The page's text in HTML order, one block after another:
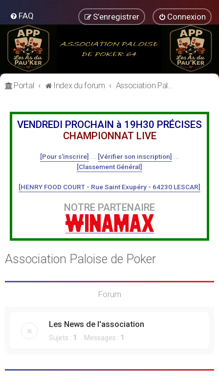
FAQ Connexion
S’enregistrer
Portal Index du forum Association Paloise de Poker
VENDREDI PROCHAIN à 19H30 PRÉCISES
CHAMPIONNAT LIVE
[Pour s'inscrire] [Vérifier son inscription]
[Classement Général]
[HENRY FOOD COURT - Rue Saint Exupéry - 64230 LESCAR]
NOTRE PARTENAIRE
Association Paloise de Poker
Forum
Les News de l'association
Sujets : 1 Messages : 1